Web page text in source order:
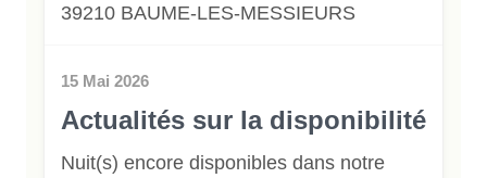
39210 BAUME-LES-MESSIEURS
15 Mai 2026
Actualités sur la disponibilité
Nuit(s) encore disponibles dans notre